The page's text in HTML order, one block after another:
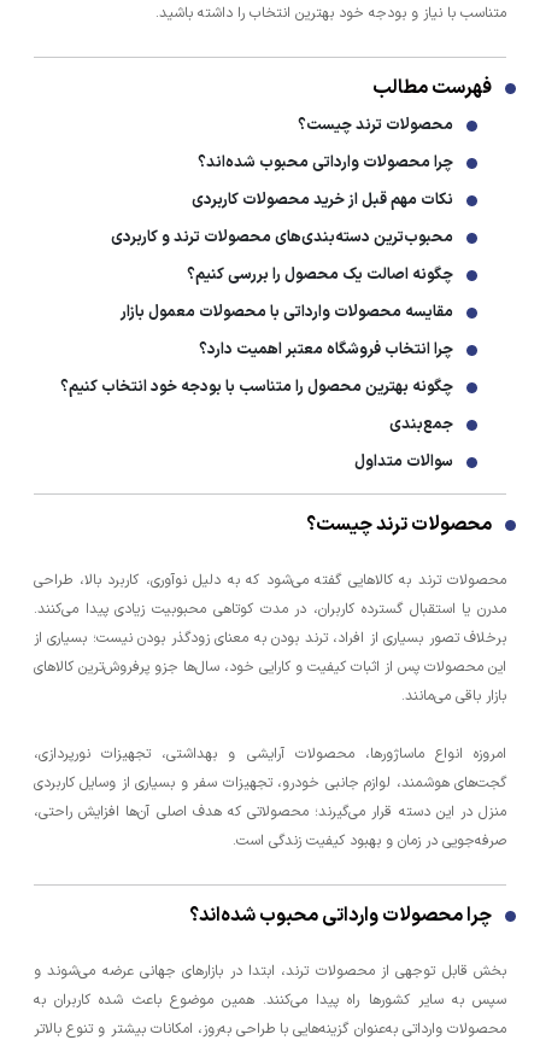
متناسب با نیاز و بودجه خود بهترین انتخاب را داشته باشید.
فهرست مطالب
محصولات ترند چیست؟
چرا محصولات وارداتی محبوب شده‌اند؟
نکات مهم قبل از خرید محصولات کاربردی
محبوب‌ترین دسته‌بندی‌های محصولات ترند و کاربردی
چگونه اصالت یک محصول را بررسی کنیم؟
مقایسه محصولات وارداتی با محصولات معمول بازار
چرا انتخاب فروشگاه معتبر اهمیت دارد؟
چگونه بهترین محصول را متناسب با بودجه خود انتخاب کنیم؟
جمع‌بندی
سوالات متداول
محصولات ترند چیست؟
محصولات ترند به کالاهایی گفته می‌شود که به دلیل نوآوری، کاربرد بالا، طراحی
مدرن یا استقبال گسترده کاربران، در مدت کوتاهی محبوبیت زیادی پیدا می‌کنند.
برخلاف تصور بسیاری از افراد، ترند بودن به معنای زودگذر بودن نیست؛ بسیاری از
این محصولات پس از اثبات کیفیت و کارایی خود، سال‌ها جزو پرفروش‌ترین کالاهای
بازار باقی می‌مانند.
امروزه انواع ماساژورها، محصولات آرایشی و بهداشتی، تجهیزات نورپردازی،
گجت‌های هوشمند، لوازم جانبی خودرو، تجهیزات سفر و بسیاری از وسایل کاربردی
منزل در این دسته قرار می‌گیرند؛ محصولاتی که هدف اصلی آن‌ها افزایش راحتی،
صرفه‌جویی در زمان و بهبود کیفیت زندگی است.
چرا محصولات وارداتی محبوب شده‌اند؟
بخش قابل توجهی از محصولات ترند، ابتدا در بازارهای جهانی عرضه می‌شوند و
سپس به سایر کشورها راه پیدا می‌کنند. همین موضوع باعث شده کاربران به
محصولات وارداتی به‌عنوان گزینه‌هایی با طراحی به‌روز، امکانات بیشتر و تنوع بالاتر